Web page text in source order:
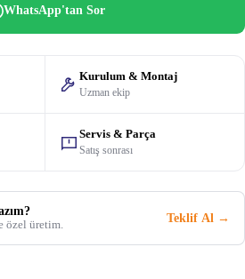
WhatsApp'tan Sor
Kurulum & Montaj
Uzman ekip
Servis & Parça
Satış sonrası
özel üretim.
Teklif Al →